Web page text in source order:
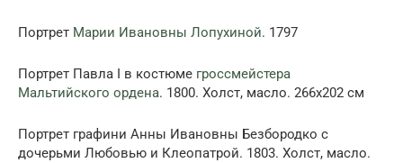
Портрет Марии Ивановны Лопухиной. 1797
Портрет Павла I в костюме гроссмейстера
Мальтийского ордена. 1800. Холст, масло. 266х202 см
Портрет графини Анны Ивановны Безбородко с
дочерьми Любовью и Клеопатрой. 1803. Холст, масло.